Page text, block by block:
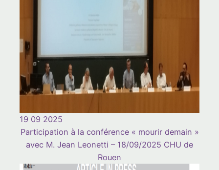
19 09 2025
Participation à la conférence « mourir demain »
avec M. Jean Leonetti – 18/09/2025 CHU de
Rouen